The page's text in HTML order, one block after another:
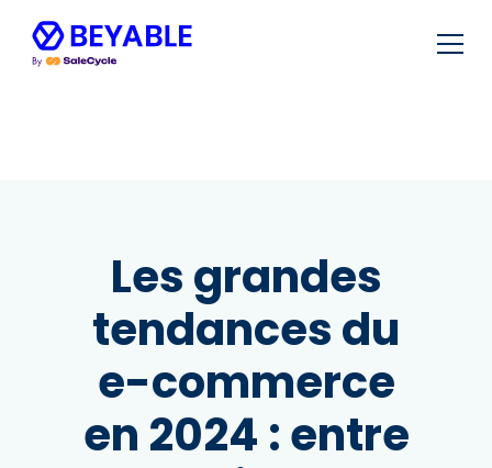
Les grandes
tendances du
e-commerce
en 2024 : entre